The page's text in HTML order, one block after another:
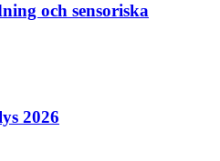
och sensoriska
2026